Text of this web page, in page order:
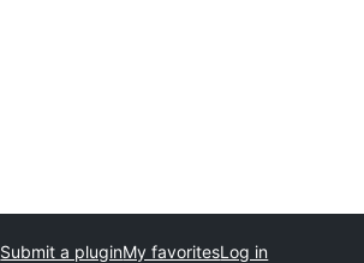
Submit a pluginMy favoritesLog in